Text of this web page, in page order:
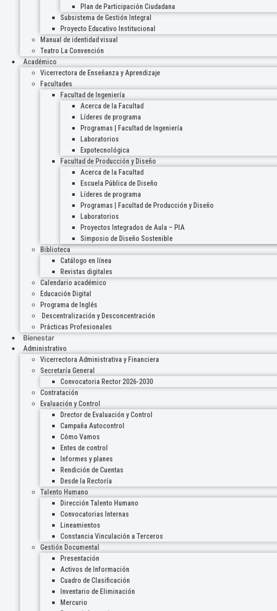
Plan de Participación Ciudadana
Subsistema de Gestión Integral
Proyecto Educativo Institucional
Manual de identidad visual
Teatro La Convención
Académico
Vicerrectora de Enseñanza y Aprendizaje
Facultades
Facultad de Ingeniería
Acerca de la Facultad
Líderes de programa
Programas | Facultad de Ingeniería
Laboratorios
Expotecnológica
Facultad de Producción y Diseño
Acerca de la Facultad
Escuela Pública de Diseño
Líderes de programa
Programas | Facultad de Producción y Diseño
Laboratorios
Proyectos Integrados de Aula – PIA
Simposio de Diseño Sostenible
Biblioteca
Catálogo en línea
Revistas digitales
Calendario académico
Educación Digital
Programa de Inglés
Descentralización y Desconcentración
Prácticas Profesionales
Bienestar
Administrativo
Vicerrectora Administrativa y Financiera
Secretaría General
Convocatoria Rector 2026-2030
Contratación
Evaluación y Control
Drector de Evaluación y Control
Campaña Autocontrol
Cómo Vamos
Entes de control
Informes y planes
Rendición de Cuentas
Desde la Rectoría
Talento Humano
Dirección Talento Humano
Convocatorias Internas
Lineamientos
Constancia Vinculación a Terceros
Gestión Documental
Presentación
Activos de Información
Cuadro de Clasificación
Inventario de Eliminación
Mercurio